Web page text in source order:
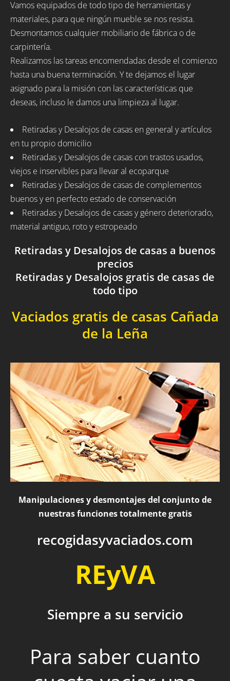
Vamos equipados de todo tipo de herramientas y
materiales, para que ningún mueble se nos resista.
Desmontamos cualquier mobiliario de fábrica o de
carpintería.
Realizamos las tareas encomendadas desde el comienzo
hasta una buena terminación. Y te dejamos el lugar
asignado para la misión con las características que
deseas, incluso le damos una limpieza al lugar.
Retiradas y Desalojos de casas en general y artículos
en tu propio domicilio
Retiradas y Desalojos de casas con trastos usados,
viejos e inservibles para llevar al ecoparque
Retiradas y Desalojos de casas de complementos
buenos y en perfecto estado de conservación
Retiradas y Desalojos de casas y género deteriorado,
material antiguo, roto y estropeado
Retiradas y Desalojos de casas a buenos
precios
Retiradas y Desalojos gratis de casas de
todo tipo
Vaciados gratis de casas Cañada
de la Leña
Manipulaciones y desmontajes del conjunto de
nuestras funciones totalmente gratis
recogidasyvaciados.com
REyVA
Siempre a su servicio
Para saber cuanto